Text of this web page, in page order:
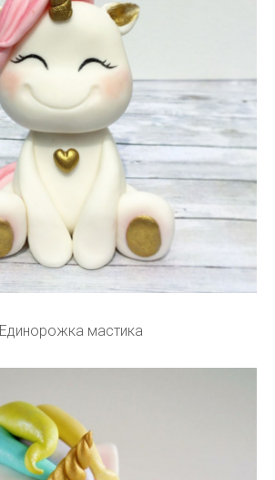
Единорожка мастика